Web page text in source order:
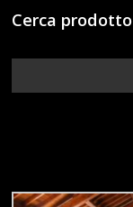
Cerca prodotto